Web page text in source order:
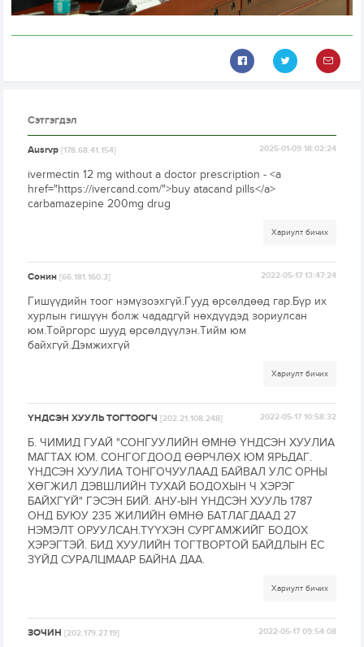
Сэтгэгдэл
Ausrvp[178.68.41.154] 2025-01-09 18:02:24
ivermectin 12 mg without a doctor prescription - <a
href="https://ivercand.com/">buy atacand pills</a>
carbamazepine 200mg drug
Хариулт бичих
Сонин[66.181.160.3] 2022-05-17 13:47:24
Гишүүдийн тоог нэмүзоэхгүй.Гууд өрсөлдөөд гар.Бүр их
хурлын гишүүн болж чададгүй нөхдүүдэд зориулсан
юм.Тойргорс шууд өрсөлдүүлэн.Тийм юм
байхгүй.Дэмжихгүй
Хариулт бичих
ҮНДСЭН ХУУЛЬ ТОГТООГЧ[202.21.108.248] 2022-05-17 10:58:32
Б. ЧИМИД ГУАЙ "СОНГУУЛИЙН ӨМНӨ ҮНДСЭН ХУУЛИА
МАГТАХ ЮМ. СОНГОГДООД ӨӨРЧЛӨХ ЮМ ЯРЬДАГ.
ҮНДСЭН ХУУЛИА ТОНГОЧУУЛААД БАЙВАЛ УЛС ОРНЫ
ХӨГЖИЛ ДЭВШЛИЙН ТУХАЙ БОДОХЫН Ч ХЭРЭГ
БАЙХГҮЙ" ГЭСЭН БИЙ. АНУ-ЫН ҮНДСЭН ХУУЛЬ 1787
ОНД БУЮУ 235 ЖИЛИЙН ӨМНӨ БАТЛАГДААД 27
НЭМЭЛТ ОРУУЛСАН.ТҮҮХЭН СУРГАМЖИЙГ БОДОХ
ХЭРЭГТЭЙ. БИД ХУУЛИЙН ТОГТВОРТОЙ БАЙДЛЫН ЁС
ЗҮЙД СУРАЛЦМААР БАЙНА ДАА.
Хариулт бичих
ЗОЧИН[202.179.27.19] 2022-05-17 09:54:08